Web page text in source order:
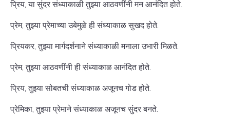
प्रिय, या सुंदर संध्याकाळी तुझ्या आठवणींनी मन आनंदित होते.
प्रेम, तुझ्या प्रेमाच्या उबेमुळे ही संध्याकाळ सुखद होते.
प्रियकर, तुझ्या मार्गदर्शनाने संध्याकाळी मनाला उभारी मिळते.
प्रेम, तुझ्या आठवणींनी ही संध्याकाळ आनंदित होते.
प्रिय, तुझ्या सोबतची संध्याकाळ अजूनच गोड होते.
प्रेमिका, तुझ्या प्रेमाने संध्याकाळ अजूनच सुंदर बनते.